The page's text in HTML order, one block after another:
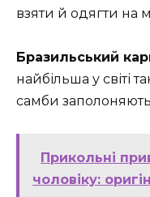
взяти й одягти на
Бразильський
найбільша у світі
самби
Прикольні
чоловіку: